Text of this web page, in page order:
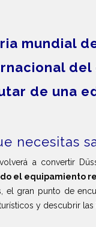
mundial
del
de una
necesitas
volverá a convertir
el equipamiento
el gran punto de
y descubrir